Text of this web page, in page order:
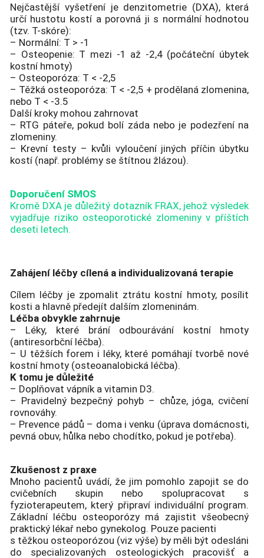
Nejčastější vyšetření je denzitometrie (DXA), která
určí hustotu kostí a porovná ji s normální hodnotou
(tzv. T-skóre):
– Normální: T > -1
– Osteopenie: T mezi -1 až -2,4 (počáteční úbytek
kostní hmoty)
– Osteoporóza: T < -2,5
– Těžká osteoporóza: T < -2,5 + prodělaná zlomenina,
nebo T < -3.5
Další kroky mohou zahrnovat
– RTG páteře, pokud bolí záda nebo je podezření na
zlomeniny.
– Krevní testy – kvůli vyloučení jiných příčin úbytku
kostí (např. problémy se štítnou žlázou).
Doporučení SMOS
Kromě DXA je důležitý dotazník FRAX, jehož výsledek
vyjadřuje riziko osteoporotické zlomeniny v příštích
deseti letech.
Zahájení léčby cílená a individualizovaná terapie
Cílem léčby je zpomalit ztrátu kostní hmoty, posílit
kosti a hlavně předejít dalším zlomeninám.
Léčba obvykle zahrnuje
– Léky, které brání odbourávání kostní hmoty
(antiresorbční léčba).
– U těžších forem i léky, které pomáhají tvorbě nové
kostní hmoty (osteoanalobická léčba).
K tomu je důležité
– Doplňovat vápník a vitamin D3.
– Pravidelný bezpečný pohyb – chůze, jóga, cvičení
rovnováhy.
– Prevence pádů – doma i venku (úprava domácnosti,
pevná obuv, hůlka nebo chodítko, pokud je potřeba).
Zkušenost z praxe
Mnoho pacientů uvádí, že jim pomohlo zapojit se do
cvičebních skupin nebo spolupracovat s
fyzioterapeutem, který připraví individuální program.
Základní léčbu osteoporózy má zajistit všeobecný
praktický lékař nebo gynekolog. Pouze pacienti
s těžkou osteoporózou (viz výše) by měli být odesláni
do specializovaných osteologických pracovišť a